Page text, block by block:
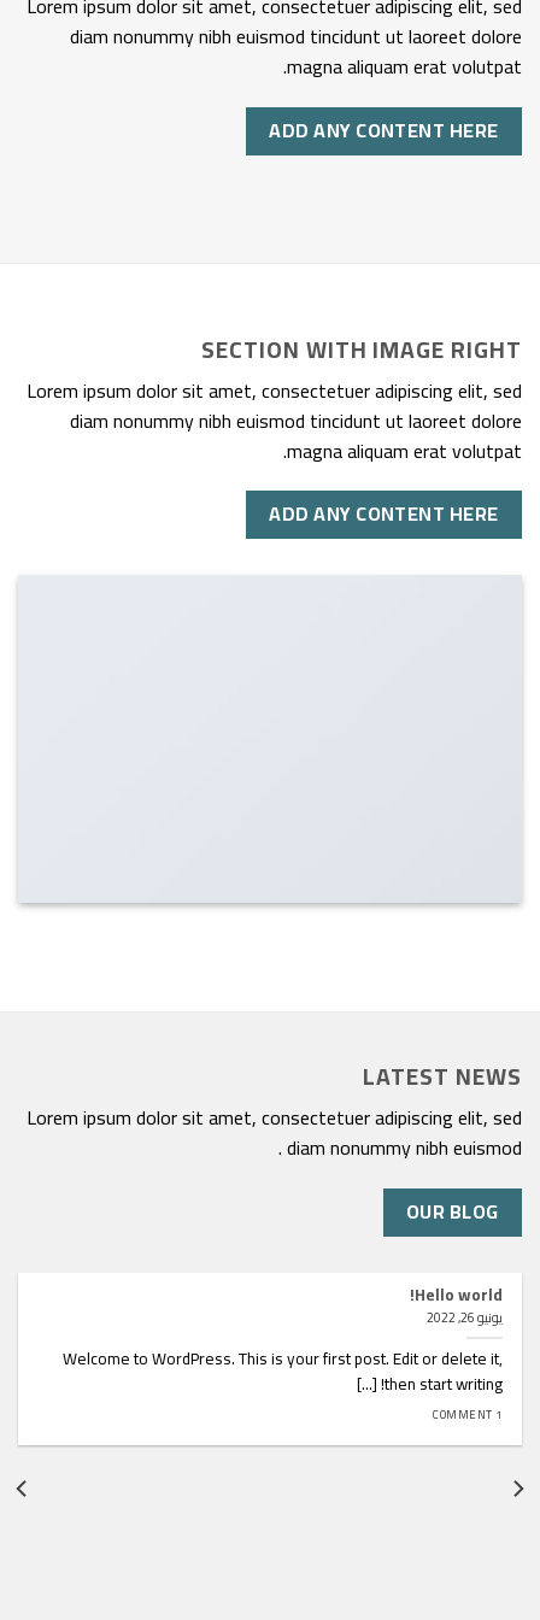
diam nonummy nibh euismod tincidunt ut laoreet dolore
magna aliquam erat volutpat.
ADD ANY CONTENT HERE
SECTION WITH IMAGE RIGHT
Lorem ipsum dolor sit amet, consectetuer adipiscing elit, sed
diam nonummy nibh euismod tincidunt ut laoreet dolore
magna aliquam erat volutpat.
ADD ANY CONTENT HERE
LATEST NEWS
Lorem ipsum dolor sit amet, consectetuer adipiscing elit, sed
diam nonummy nibh euismod .
OUR BLOG
Hello world!
يونيو 26, 2022
Welcome to WordPress. This is your first post. Edit or delete it,
then start writing! [...]
1 COMMENT